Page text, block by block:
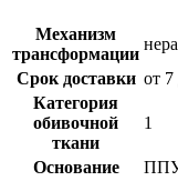
Механизм
трансформации
Срок доставки от 7
Категория
обивочной
ткани
1
Основание